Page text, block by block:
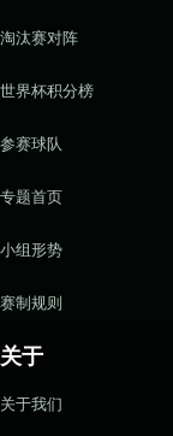
淘汰赛对阵
世界杯积分榜
参赛球队
专题首页
小组形势
赛制规则
关于
关于我们